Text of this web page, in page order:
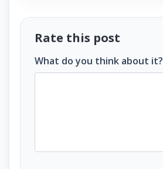
Rate this post
What do you think about it?